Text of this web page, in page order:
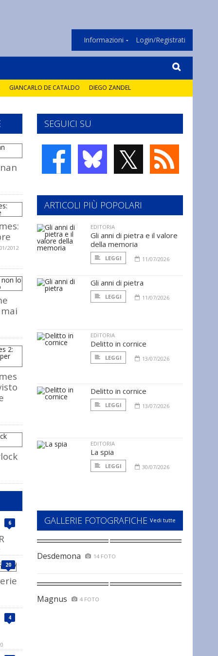
Informazioni Login/Registrati
GIANCARLO DE CATALDO DIEGO ZANDEL
SEGUICI SU
𝕏
2012
6
20
4
ARTICOLI PIÙ POPOLARI
EDITORIA
Gli anni di pietra e il valore
della memoria
LEGGI 11/07/2026
Gli anni di pietra
LEGGI 11/07/2026
EDITORIA
Delitto in cornice
LEGGI 13/07/2026
Delitto in cornice
LEGGI 13/07/2026
EDITORIA
La spia
LEGGI 30/07/2026
GALLERIE FOTOGRAFICHE Vedi tutte
Desdemona 14 FOTO
Magnus 4 FOTO